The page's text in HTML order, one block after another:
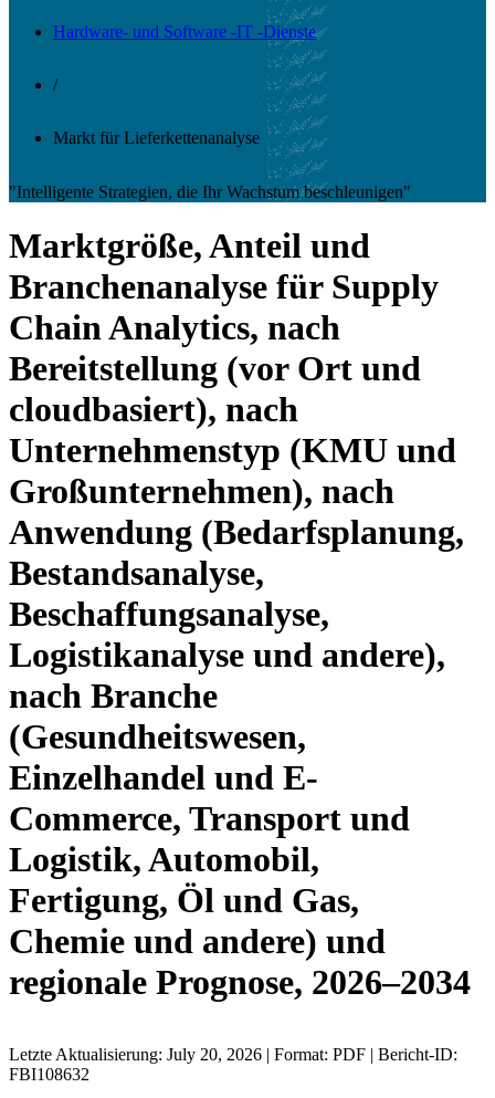
Hardware- und Software -IT -Dienste
/
Markt für Lieferkettenanalyse
"Intelligente Strategien, die Ihr Wachstum beschleunigen"
Marktgröße, Anteil und
Branchenanalyse für Supply
Chain Analytics, nach
Bereitstellung (vor Ort und
cloudbasiert), nach
Unternehmenstyp (KMU und
Großunternehmen), nach
Anwendung (Bedarfsplanung,
Bestandsanalyse,
Beschaffungsanalyse,
Logistikanalyse und andere),
nach Branche
(Gesundheitswesen,
Einzelhandel und E-
Commerce, Transport und
Logistik, Automobil,
Fertigung, Öl und Gas,
Chemie und andere) und
regionale Prognose, 2026–2034
Letzte Aktualisierung: July 20, 2026 | Format: PDF | Bericht-ID:
FBI108632